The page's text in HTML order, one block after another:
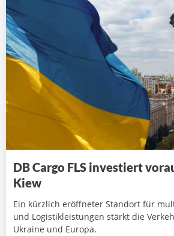
DB Cargo FLS investiert
Kiew
Ein kürzlich eröffneter Standort für
und Logistikleistungen stärkt die
Ukraine und Europa.